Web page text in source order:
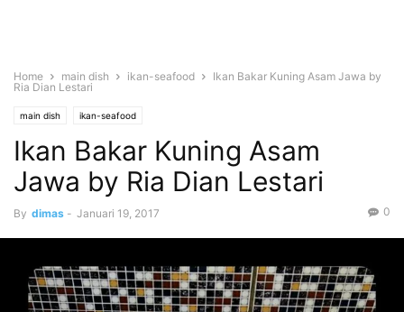
Home main dish ikan-seafood
Ikan Bakar Kuning Asam Jawa by
Ria Dian Lestari
main dish ikan-seafood
Ikan Bakar Kuning Asam
Jawa by Ria Dian Lestari
By dimas - Januari 19, 2017 0